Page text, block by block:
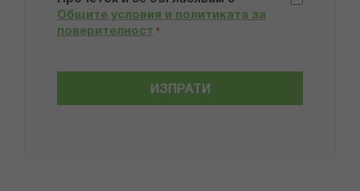
Общите условия и политиката за
поверителност *
ИЗПРАТИ